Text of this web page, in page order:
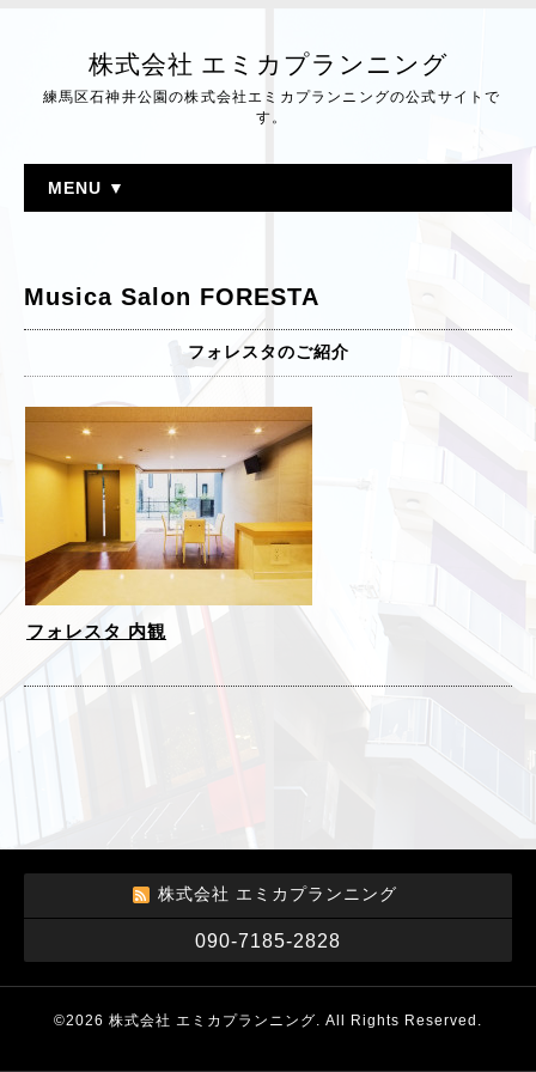
株式会社 エミカプランニング
練馬区石神井公園の株式会社エミカプランニングの公式サイトで
す。
MENU ▼
Musica Salon FORESTA
フォレスタのご紹介
フォレスタ 内観
株式会社 エミカプランニング
090-7185-2828
©2026 株式会社 エミカプランニング. All Rights Reserved.